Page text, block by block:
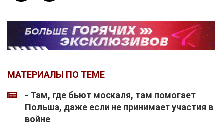
МАТЕРИАЛЫ ПО ТЕМЕ
- Там, где бьют москаля, там помогает
Польша, даже если не принимает участия в
войне